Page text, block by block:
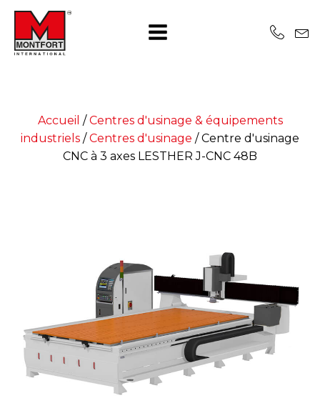
Accueil /Centres d'usinage & équipements
industriels /Centres d'usinage /Centre d'usinage
CNC à 3 axes LESTHER J-CNC 48B